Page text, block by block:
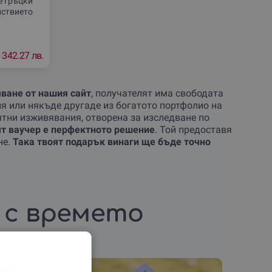
342.27 лв.
от нашия сайт, получателят има свободата
някъде другаде из богатото портфолио на
изживявания, отворена за изследване по
ваучер е перфектното решение. Той предоставя
Така твоят подарък винаги ще бъде точно
с времето